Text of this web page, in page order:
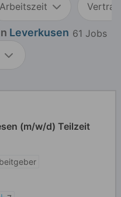
Arbeitszeit
Leverkusen 61 Jobs
(m/w/d) Teilzeit